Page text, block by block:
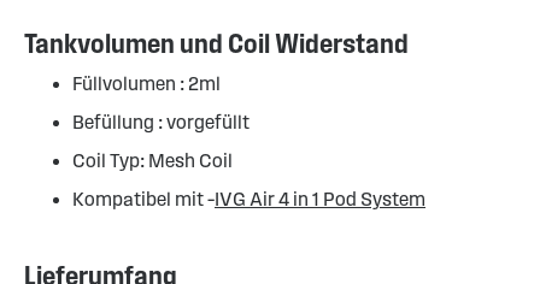
Tankvolumen und Coil Widerstand
Füllvolumen : 2ml
Befüllung : vorgefüllt
Coil Typ: Mesh Coil
Kompatibel mit –IVG Air 4 in 1 Pod System
Lieferumfang